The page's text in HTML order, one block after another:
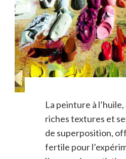
La peinture à l’huile,
riches textures et
de superposition,
fertile pour